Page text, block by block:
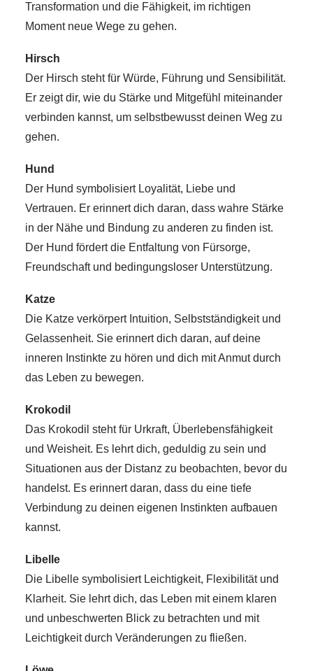
Transformation und die Fähigkeit, im richtigen
Moment neue Wege zu gehen.
Hirsch
Der Hirsch steht für Würde, Führung und Sensibilität.
Er zeigt dir, wie du Stärke und Mitgefühl miteinander
verbinden kannst, um selbstbewusst deinen Weg zu
gehen.
Hund
Der Hund symbolisiert Loyalität, Liebe und
Vertrauen. Er erinnert dich daran, dass wahre Stärke
in der Nähe und Bindung zu anderen zu finden ist.
Der Hund fördert die Entfaltung von Fürsorge,
Freundschaft und bedingungsloser Unterstützung.
Katze
Die Katze verkörpert Intuition, Selbstständigkeit und
Gelassenheit. Sie erinnert dich daran, auf deine
inneren Instinkte zu hören und dich mit Anmut durch
das Leben zu bewegen.
Krokodil
Das Krokodil steht für Urkraft, Überlebensfähigkeit
und Weisheit. Es lehrt dich, geduldig zu sein und
Situationen aus der Distanz zu beobachten, bevor du
handelst. Es erinnert daran, dass du eine tiefe
Verbindung zu deinen eigenen Instinkten aufbauen
kannst.
Libelle
Die Libelle symbolisiert Leichtigkeit, Flexibilität und
Klarheit. Sie lehrt dich, das Leben mit einem klaren
und unbeschwerten Blick zu betrachten und mit
Leichtigkeit durch Veränderungen zu fließen.